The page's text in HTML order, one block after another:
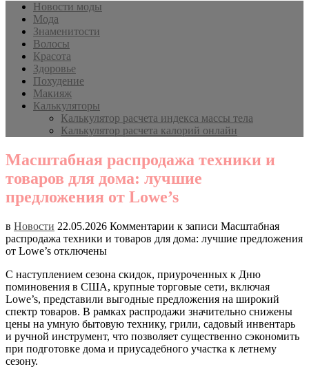
Новости моды
Мода
Знаменитости
Волосы
Красота
Здоровье
Похудение
Макияж
Калькуляторы
Калькулятор расчета индекса массы тела
Калькулятор расчета калорий онлайн
Масштабная распродажа техники и
товаров для дома: лучшие
предложения от Lowe’s
в Новости 22.05.2026 Комментарии к записи Масштабная
распродажа техники и товаров для дома: лучшие предложения
от Lowe’s отключены
С наступлением сезона скидок, приуроченных к Дню
поминовения в США, крупные торговые сети, включая
Lowe’s, представили выгодные предложения на широкий
спектр товаров. В рамках распродажи значительно снижены
цены на умную бытовую технику, грили, садовый инвентарь
и ручной инструмент, что позволяет существенно сэкономить
при подготовке дома и приусадебного участка к летнему
сезону.